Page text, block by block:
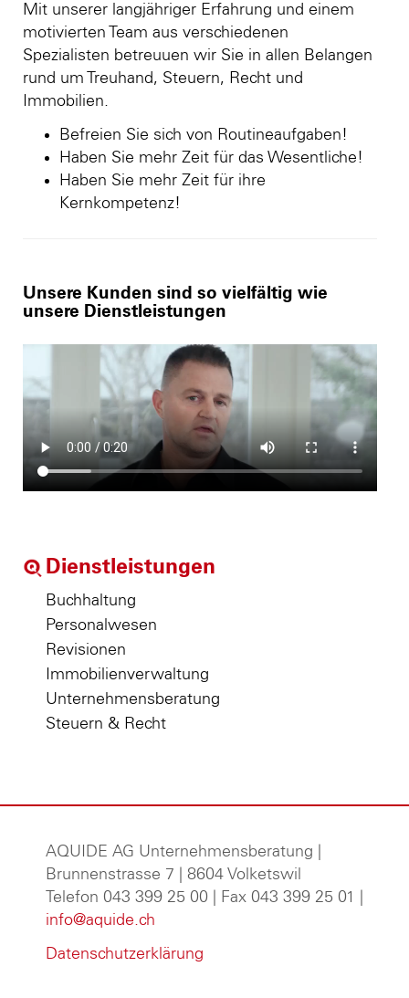
Mit unserer langjähriger Erfahrung und einem
motivierten Team aus verschiedenen
Spezialisten betreuuen wir Sie in allen Belangen
rund um Treuhand, Steuern, Recht und
Immobilien.
Befreien Sie sich von Routineaufgaben!
Haben Sie mehr Zeit für das Wesentliche!
Haben Sie mehr Zeit für ihre
Kernkompetenz!
Unsere Kunden sind so vielfältig wie
unsere Dienstleistungen
Dienstleistungen
Buchhaltung
Personalwesen
Revisionen
Immobilienverwaltung
Unternehmensberatung
Steuern & Recht
AQUIDE AG Unternehmensberatung
Brunnenstrasse 7 | 8604 Volketswil
Telefon 043 399 25 00 | Fax 043 399 25 01 |
info@aquide.ch
Datenschutzerklärung